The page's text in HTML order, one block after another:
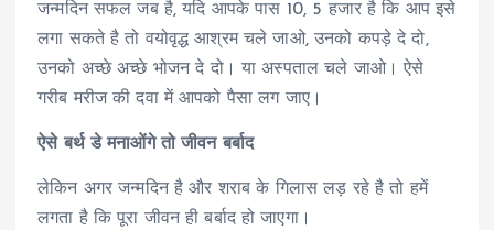
जन्मदिन सफल जब है, यदि आपके पास 10, 5 हजार है कि आप इसे
लगा सकते है तो वयोवृद्ध आश्रम चले जाओ, उनको कपड़े दे दो,
उनको अच्छे अच्छे भोजन दे दो। या अस्पताल चले जाओ। ऐसे
गरीब मरीज की दवा में आपको पैसा लग जाए।
ऐसे बर्थ डे मनाओंगे तो जीवन बर्बाद
लेकिन अगर जन्मदिन है और शराब के गिलास लड़ रहे है तो हमें
लगता है कि पूरा जीवन ही बर्बाद हो जाएगा।